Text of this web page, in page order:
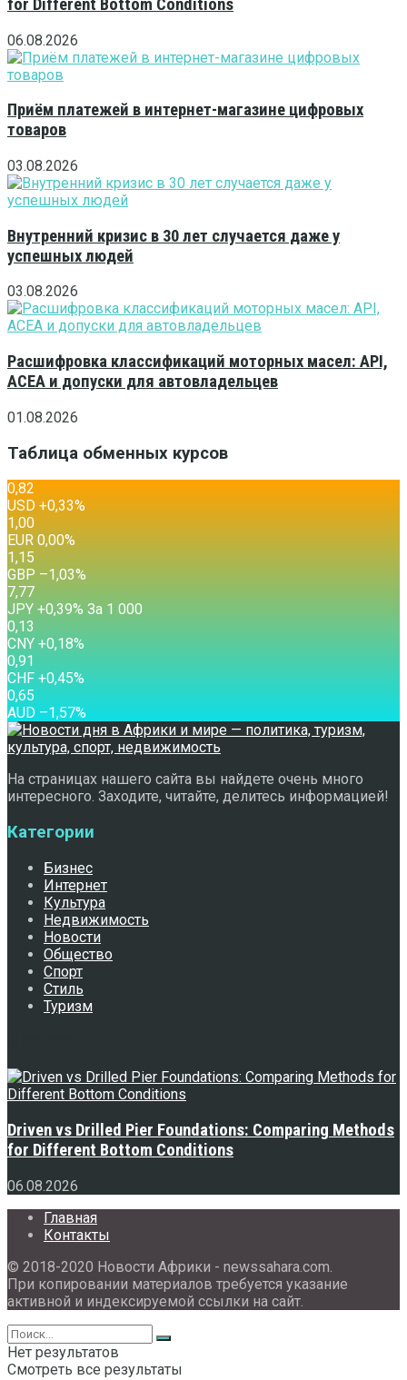
for Different Bottom Conditions
06.08.2026
Приём платежей в интернет-магазине цифровых
товаров
03.08.2026
Внутренний кризис в 30 лет случается даже у
успешных людей
03.08.2026
Расшифровка классификаций моторных масел: API,
ACEA и допуски для автовладельцев
01.08.2026
Таблица обменных курсов
0,82
USD +0,33%
1,00
EUR 0,00%
1,15
GBP –1,03%
7,77
JPY +0,39% За 1 000
0,13
CNY +0,18%
0,91
CHF +0,45%
0,65
AUD –1,57%
На страницах нашего сайта вы найдете очень много
интересного. Заходите, читайте, делитесь информацией!
Категории
Бизнес
Интернет
Культура
Недвижимость
Новости
Общество
Спорт
Стиль
Туризм
Driven vs Drilled Pier Foundations: Comparing Methods
for Different Bottom Conditions
06.08.2026
Главная
Контакты
© 2018-2020 Новости Африки - newssahara.com.
При копировании материалов требуется указание
активной и индексируемой ссылки на сайт.
Нет результатов
Смотреть все результаты